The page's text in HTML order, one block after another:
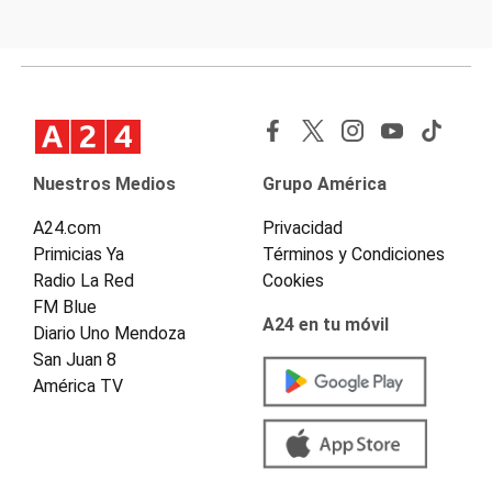
Nuestros Medios
A24.com
Primicias Ya
Radio La Red
FM Blue
Diario Uno Mendoza
San Juan 8
América TV
Grupo América
Privacidad
Términos y Condiciones
Cookies
A24 en tu móvil